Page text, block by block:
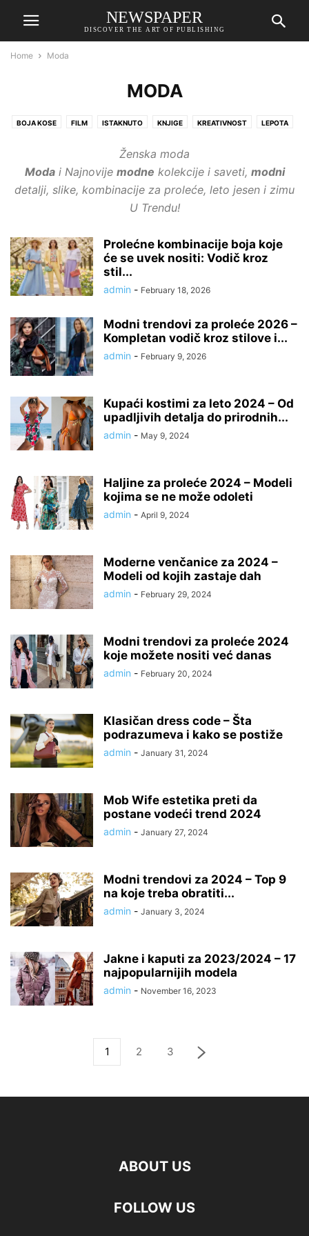
NEWSPAPER
DISCOVER THE ART OF PUBLISHING
Home Moda
MODA
BOJA KOSE FILM ISTAKNUTO KNJIGE KREATIVNOST LEPOTA
NEGA KOSE NOKTI
PARFEMI PIĆA POPULARNE FRIZURE POZNATI PUTOVANJA
SATOVI SAVETI ŠMINKA ŠOPING TEHNOLOGIJA
ZABAVA ZANIMLJIVOSTI
Ženska moda
Modai Najnovije modne kolekcije i saveti, modni
detalji, slike, kombinacije za proleće, leto jesen i zimu
U Trendu!
Prolećne kombinacije boja koje
će se uvek nositi: Vodič kroz
stil...
admin - February 18, 2026
Modni trendovi za proleće 2026 –
Kompletan vodič kroz stilove i...
admin - February 9, 2026
Kupaći kostimi za leto 2024 – Od
upadljivih detalja do prirodnih...
admin - May 9, 2024
Haljine za proleće 2024 – Modeli
kojima se ne može odoleti
admin - April 9, 2024
Moderne venčanice za 2024 –
Modeli od kojih zastaje dah
admin - February 29, 2024
Modni trendovi za proleće 2024
koje možete nositi već danas
admin - February 20, 2024
Klasičan dress code – Šta
podrazumeva i kako se postiže
admin - January 31, 2024
Mob Wife estetika preti da
postane vodeći trend 2024
admin - January 27, 2024
Modni trendovi za 2024 – Top 9
na koje treba obratiti...
admin - January 3, 2024
Jakne i kaputi za 2023/2024 – 17
najpopularnijih modela
admin - November 16, 2023
1 2 3
ABOUT US
FOLLOW US